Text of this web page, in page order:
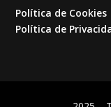
Política de Cookies
Política de